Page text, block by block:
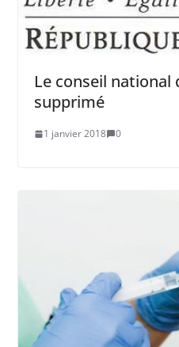
Le conseil national
supprimé
1 janvier 2018 0